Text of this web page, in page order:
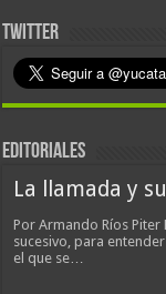
TWITTER
EDITORIALES
La llamada y
Por Armando Ríos
sucesivo, para
el que se…